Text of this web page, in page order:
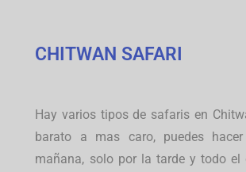
CHITWAN SAFARI
Hay varios tipos de safaris en
barato a mas caro, puedes
mañana, solo por la tarde y todo el